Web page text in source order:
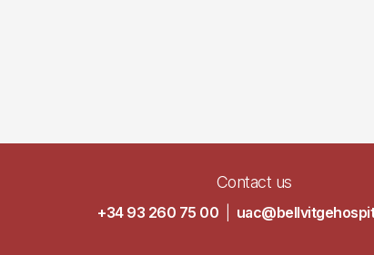
Contact us
+34 93 260 75 00